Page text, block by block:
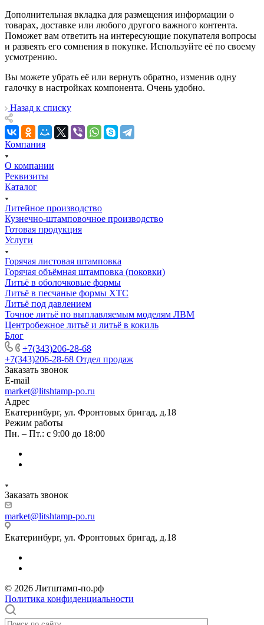
Дополнительная вкладка для размещения информации о
товарах, доставке или любого другого важного контента.
Поможет вам ответить на интересующие покупателя вопросы
и развеять его сомнения в покупке. Используйте её по своему
усмотрению.
Вы можете убрать её или вернуть обратно, изменив одну
галочку в настройках компонента. Очень удобно.
Назад к списку
Компания
О компании
Реквизиты
Каталог
Литейное производство
Кузнечно-штамповочное производство
Готовая продукция
Услуги
Горячая листовая штамповка
Горячая объёмная штамповка (поковки)
Литьё в оболочковые формы
Литьё в песчаные формы ХТС
Литьё под давлением
Точное литьё по выплавляемым моделям ЛВМ
Центробежное литьё и литьё в кокиль
Блог
+7(343)206-28-68
+7(343)206-28-68 Отдел продаж
Заказать звонок
E-mail
market@litshtamp-po.ru
Адрес
Екатеринбург, ул. Фронтовых бригад, д.18
Режим работы
Пн. – Пт.: с 9:00 до 18:00
Заказать звонок
market@litshtamp-po.ru
Екатеринбург, ул. Фронтовых бригад, д.18
© 2026 Литштамп-по.рф
Политика конфиденциальности